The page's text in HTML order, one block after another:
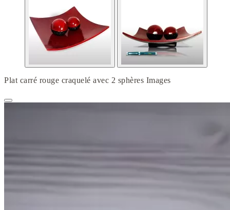
Plat carré rouge craquelé avec 2 sphères Images